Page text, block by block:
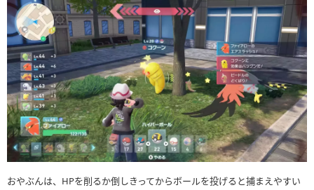
おやぶんは、HPを削るか倒しきってからボールを投げると捕まえやすい